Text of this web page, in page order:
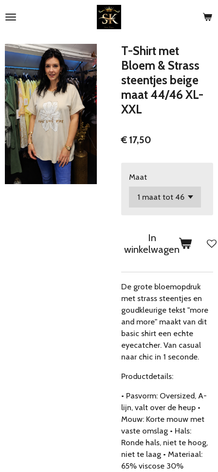
direct
de
hoofdinhoud
T-Shirt met
Bloem & Strass
steentjes beige
maat 44/46 XL-
XXL
€ 17,50
Maat
In
winkelwagen
De grote bloemopdruk
met strass steentjes en
goudkleurige tekst "more
and more" maakt van dit
basic shirt een echte
eyecatcher. Van casual
naar chic in 1 seconde.
Productdetails:
• Pasvorm: Oversized, A-
lijn, valt over de heup •
Mouw: Korte mouw met
vaste omslag • Hals:
Ronde hals, niet te hoog,
niet te laag • Materiaal:
65% viscose 30%